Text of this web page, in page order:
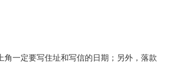
一定要写住址和写信的日期；另外，落款